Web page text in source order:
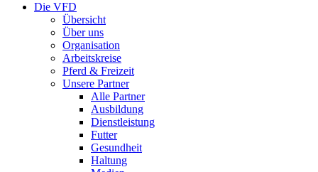
Die VFD
Übersicht
Über uns
Organisation
Arbeitskreise
Pferd & Freizeit
Unsere Partner
Alle Partner
Ausbildung
Dienstleistung
Futter
Gesundheit
Haltung